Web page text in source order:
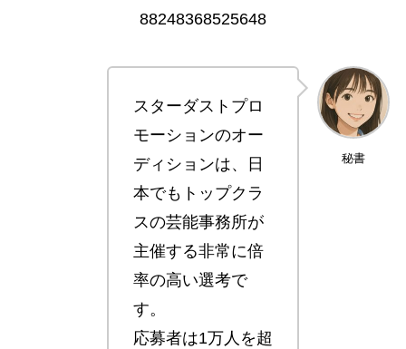
88248368525648
秘書
スターダストプロ
モーションのオー
ディションは、日
本でもトップクラ
スの芸能事務所が
主催する非常に倍
率の高い選考で
す。
応募者は1万人を超